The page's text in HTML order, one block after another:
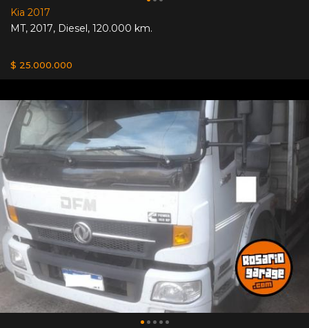
Kia 2017
MT, 2017, Diesel, 120.000 km.
$ 25.000.000